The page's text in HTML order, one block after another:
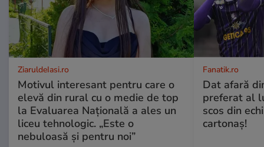
ZiaruldeIasi.ro
Motivul interesant pentru care o
elevă din rural cu o medie de top
la Evaluarea Națională a ales un
liceu tehnologic. „Este o
nebuloasă și pentru noi”
Fanatik.ro
Dat afară
preferat al
scos din
cartonaş!